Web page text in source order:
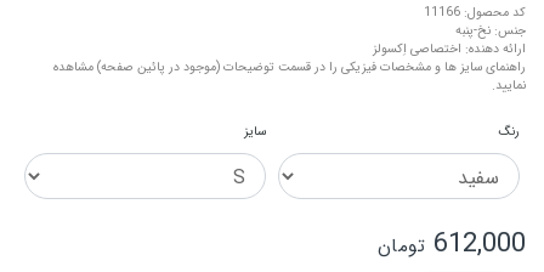
کد محصول: 11166
جنس: نخ-پنبه
ارائه دهنده: اختصاصی اِکسولز
راهنمای سایز ها و مشخصات فیزیکی را در قسمت توضیحات (موجود در پائین صفحه) مشاهده
نمایید.
رنگ سایز
612,000 تومان